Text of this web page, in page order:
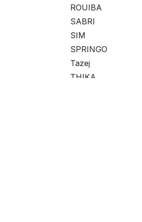
ROUIBA
SABRI
SIM
SPRINGO
Tazej
THIKA